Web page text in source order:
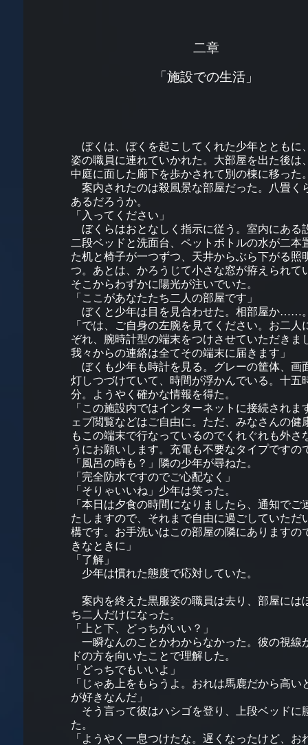
二章
「施設での生活」
ぼくは、ぼくを起こしてくれた少年とともに
姿の職員に連れていかれた。大部屋を出た後は
中庭に面した廊下を歩かされて別の棟に移った
案内されたのは殺風景な部屋だった。八畳く
あるだろうか。
「入ってください」
ぼくらはおとなしく指示に従う。室内にある
二段ベッドと洗面台、ペットボトルの水が二本
た机と椅子が一つずつ、天井からぶら下がる照
つ。あとは、かろうじて小さな窓が拵えられて
そこからわずかに陽光が注いでいた。
「ここがあなたたち二人の部屋です」
ぼくと少年は目を見合わせた。相部屋か……
「では、ご自身の左腕を見てください。お二人
ぞれ、腕時計型の端末をつけさせていただきま
我々からの連絡は全てその端末に届きます」
ぼくも少年も時計を見る。グレーの筐体、画
灯しつづけていて、時間が浮かんでいる。十五
分。ようやく確かな情報を得た。
「この施設内ではインターネットに接続されま
ェブ閲覧などはご自由に。ただ、みなさんの健
もこの端末で行なっているのでくれぐれも外さ
うにお願いします。充電も不要なタイプですの
「風呂の時も？」隣の少年が尋ねた。
「完全防水ですのでご心配なく」
「そりゃいいね」少年は笑った。
「本日は夕食の時間になりましたら、通知でご
たしますので、それまで自由に過ごしていただ
構です。お手洗いはこの部屋の隣にありますの
きなときに」
「了解」
少年は慣れた態度で応対していた。
案内を終えた黒服姿の職員は去り、部屋には
ち二人だけになった。
「上と下、どっちがいい？」
一瞬なんのことかわからなかった。彼の視線
ドの方を向いたことで理解した。
「どっちでもいいよ」
「じゃあ上をもらうよ。おれは馬鹿だから高い
が好きなんだ」
そう言って彼はハシゴを登り、上段ベッドに
た。
「ようやく一息つけたな。遅くなったけど、お